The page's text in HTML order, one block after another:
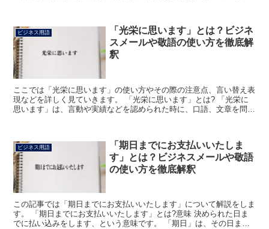
ビジネス用語
「光栄に思います」とは？ビジネ
スメールや敬語の使い方を徹底解
釈
ここでは「光栄に思います」の使い方やその際の注意点、言い替え表
現などを詳しく見ていきます。 「光栄に思います」とは? 「光栄に
思います」は、言動や実績などを認められた時に、口語、文章を問わ
ビジネス用語
「期日までにお支払いいたしま
す」とは？ビジネスメールや敬語
の使い方を徹底解釈
この記事では「期日までにお支払いいたします」について解説をしま
す。 「期日までにお支払いいたします」とは?意味 決められた日ま
でに払い込みをします、という意味です。 「期日」は、その日まで